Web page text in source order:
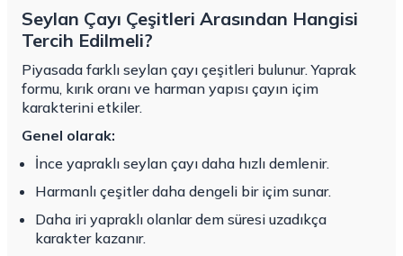
Seylan Çayı Çeşitleri Arasından Hangisi
Tercih Edilmeli?
Piyasada farklı seylan çayı çeşitleri bulunur. Yaprak
formu, kırık oranı ve harman yapısı çayın içim
karakterini etkiler.
Genel olarak:
İnce yapraklı seylan çayı daha hızlı demlenir.
Harmanlı çeşitler daha dengeli bir içim sunar.
Daha iri yapraklı olanlar dem süresi uzadıkça
karakter kazanır.